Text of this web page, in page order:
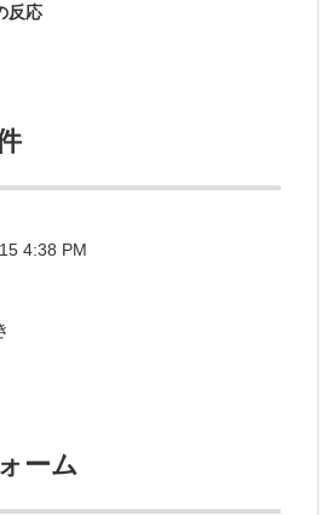
反応
4:38 PM
ーム